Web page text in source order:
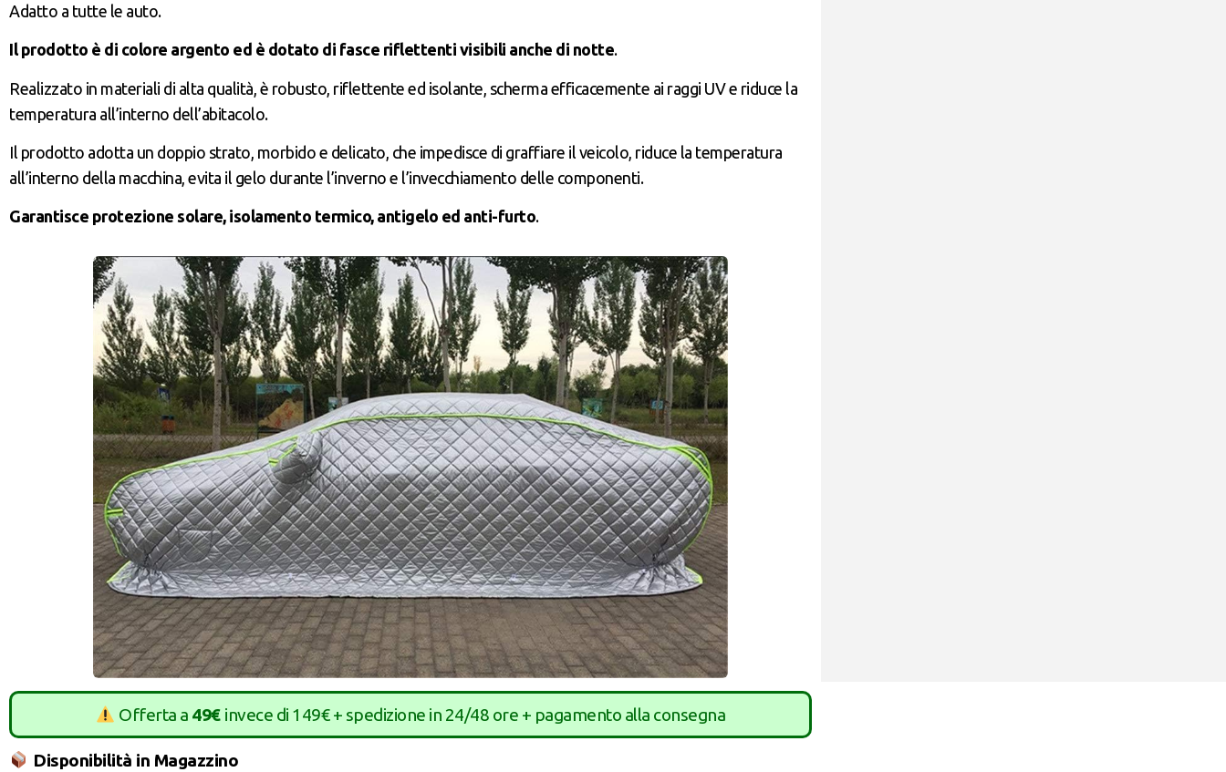
Adatto a tutte le auto.
Il prodotto è di colore argento ed è dotato di fasce riflettenti visibili anche di notte.
Realizzato in materiali di alta qualità, è robusto, riflettente ed isolante, scherma efficacemente ai raggi UV e riduce la
temperatura all’interno dell’abitacolo.
Il prodotto adotta un doppio strato, morbido e delicato, che impedisce di graffiare il veicolo, riduce la temperatura
all’interno della macchina, evita il gelo durante l’inverno e l’invecchiamento delle componenti.
Garantisce protezione solare, isolamento termico, antigelo ed anti-furto.
Offerta a 49€ invece di 149€ + spedizione in 24/48 ore + pagamento alla consegna
Disponibilità in Magazzino